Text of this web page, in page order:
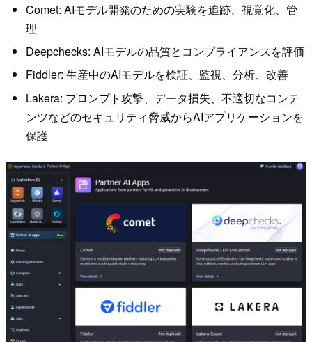
Comet: AIモデル開発のための実験を追跡、視覚化、管
理
Deepchecks: AIモデルの品質とコンプライアンスを評価
Fiddler: 生産中のAIモデルを検証、監視、分析、改善
Lakera: プロンプト攻撃、データ損失、不適切なコンテ
ンツなどのセキュリティ脅威からAIアプリケーションを
保護